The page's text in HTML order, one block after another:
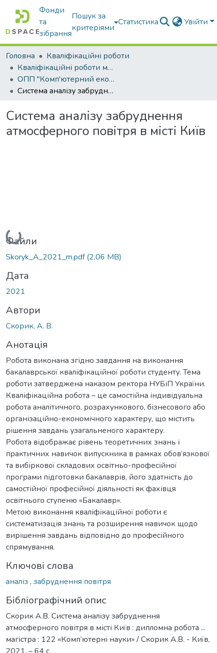
Фонди
та
зібрання
Пошук за
критеріями
Статистика Увійти
Головна
Кваліфікаційні роботи
Кваліфікаційні роботи магістрів
ОПП "Комп'ютерний еколого-економічний моніторинг"
Система аналізу забруднення атмосферного повітря в місті Київ
Система аналізу забруднення
атмосферного повітря в місті Київ
Вантажиться...
Файли
Skoryk_A_2021_m.pdf(2,06 MB)
Дата
2021
Автори
Скорик, А. В.
Анотація
Робота виконана згідно завдання на виконання
бакалаврської кваліфікаційної роботи студенту. Тема
роботи затверджена наказом ректора НУБіП України.
Кваліфікаційна робота – це самостійна індивідуальна
робота аналітичного, розрахункового, бізнесового або
організаційно-економічного характеру, що містить
рішення завдань узагальненого характеру.
Робота відображає рівень теоретичних знань і
практичних навичок випускника в рамках обов’язкової
та вибіркової складових освітньо-професійної
програми підготовки бакалаврів, його здатність до
самостійної професійної діяльності як фахівця
освітнього ступеню «Бакалавр».
Метою виконання кваліфікаційної роботи є
систематизація знань та розширення навичок щодо
вирішення завдань відповідно до професійного
спрямування.
Ключові слова
аналіз , забруднення повітря
Бібліографічний опис
Скорик А.В. Система аналізу забруднення
атмосферного повітря в місті Київ : дипломна робота ...
магістра : 122 «Комп’ютерні науки» / Скорик А.В. - Київ,